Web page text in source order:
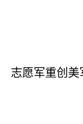
志愿军重创